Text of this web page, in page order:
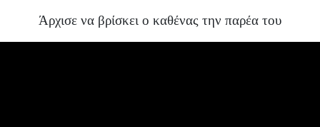
Άρχισε να βρίσκει ο καθένας την παρέα του